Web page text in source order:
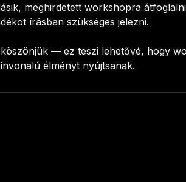
meghirdetett workshopra
írásban szükséges jelezni.
— ez teszi lehetővé, hogy
élményt nyújtsanak.